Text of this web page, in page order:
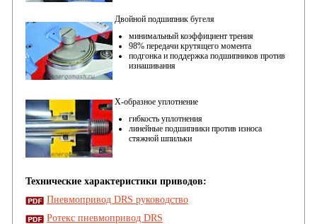
Двойной подшипник бугеля
минимальный коэффициент трения
98% передачи крутящего момента
подгонка и поддержка подшипников против
изнашивания
X-образное уплотнение
гибкость уплотнения
линейные подшипники против износа
стяжной шпильки
Технические характеристики приводов:
Пневмопривод DRS руководство
Ротекс пневмопривод DRS